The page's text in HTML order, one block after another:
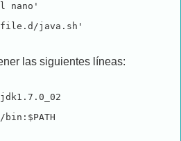
nano'
las siguientes líneas:
jdk1.7.0_02
bin:$PATH